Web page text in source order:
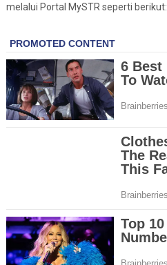
melalui Portal MySTR seperti berikut: